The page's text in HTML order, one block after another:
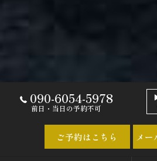
090-6054-5978
前日・当日の予約不可
ご予約はこちら メ